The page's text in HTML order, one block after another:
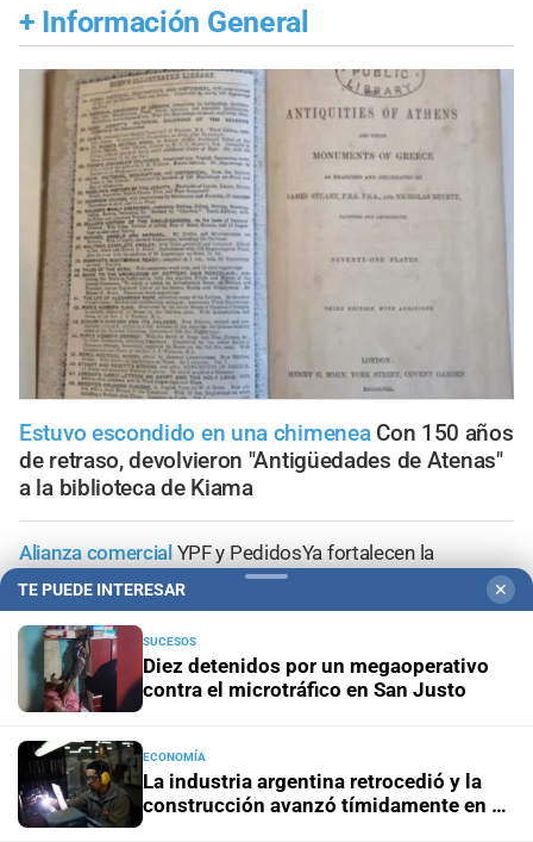
+ Información General
Estuvo escondido en una chimenea Con 150 años
de retraso, devolvieron "Antigüedades de Atenas"
a la biblioteca de Kiama
Alianza comercial YPF y PedidosYa fortalecen la
presencia de Full en el principal ecosistema de delivery
del país
Propiedad privada y derechos Fiscalías ambientales
cuestionan la reforma por su posible regresión en
materia ambiental
El diario cumple 108 años10 hechos que marcaron la
historia de Santa Fe, vistos desde la óptica de El Litoral
TE PUEDE INTERESAR ✕
SUCESOS
Diez detenidos por un megaoperativo
contra el microtráfico en San Justo
ECONOMÍA
La industria argentina retrocedió y la
construcción avanzó tímidamente en el